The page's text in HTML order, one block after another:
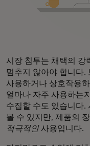
시장 침투는 채택의 강
멈추지 않아야 합니다.
사용하거나 상호작용
얼마나 자주 사용하는
수집할 수도 있습니다.
볼 수 있지만, 제품의
적극적인 사용입니다.